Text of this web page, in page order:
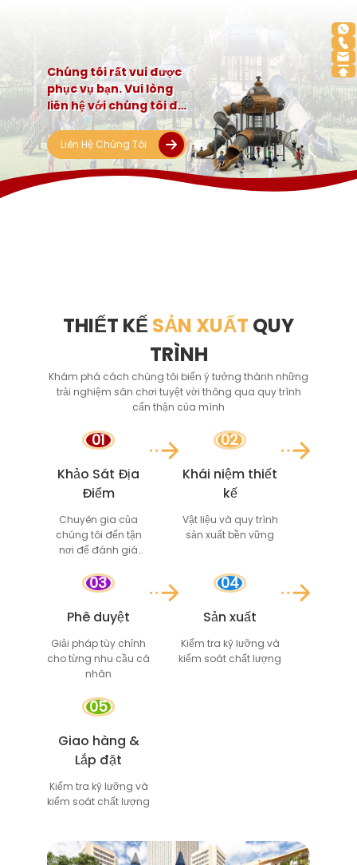
Chúng tôi rất vui được
phục vụ bạn. Vui lòng
liên hệ với chúng tôi để
tùy chỉnh giải pháp
thiết bị vui chơi hoàn
chỉnh!
Liên Hệ Chúng Tôi
THIẾT KẾ SẢN XUẤT QUY
TRÌNH
Khám phá cách chúng tôi biến ý tưởng thành những
trải nghiệm sân chơi tuyệt vời thông qua quy trình
cẩn thận của mình
01
Khảo Sát Địa
Điểm
Chuyên gia của
chúng tôi đến tận
nơi để đánh giá
yêu cầu
02
Khái niệm thiết
kế
Vật liệu và quy trình
sản xuất bền vững
03
Phê duyệt
Giải pháp tùy chỉnh
cho từng nhu cầu cá
nhân
04
Sản xuất
Kiểm tra kỹ lưỡng và
kiểm soát chất lượng
05
Giao hàng &
Lắp đặt
Kiểm tra kỹ lưỡng và
kiểm soát chất lượng